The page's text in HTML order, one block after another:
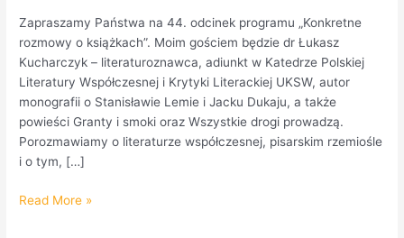
Zapraszamy Państwa na 44. odcinek programu „Konkretne
rozmowy o książkach”. Moim gościem będzie dr Łukasz
Kucharczyk – literaturoznawca, adiunkt w Katedrze Polskiej
Literatury Współczesnej i Krytyki Literackiej UKSW, autor
monografii o Stanisławie Lemie i Jacku Dukaju, a także
powieści Granty i smoki oraz Wszystkie drogi prowadzą.
Porozmawiamy o literaturze współczesnej, pisarskim rzemiośle
i o tym, […]
Read More »